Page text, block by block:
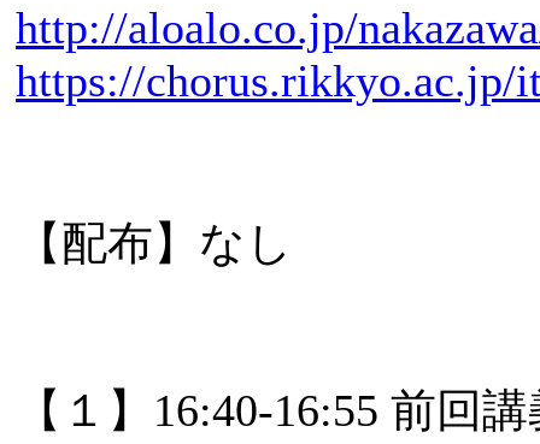
http://aloalo.co.jp/
https://chorus.rikkyo.ac.jp/
【配布】なし
【１】16:40-16:55 前回